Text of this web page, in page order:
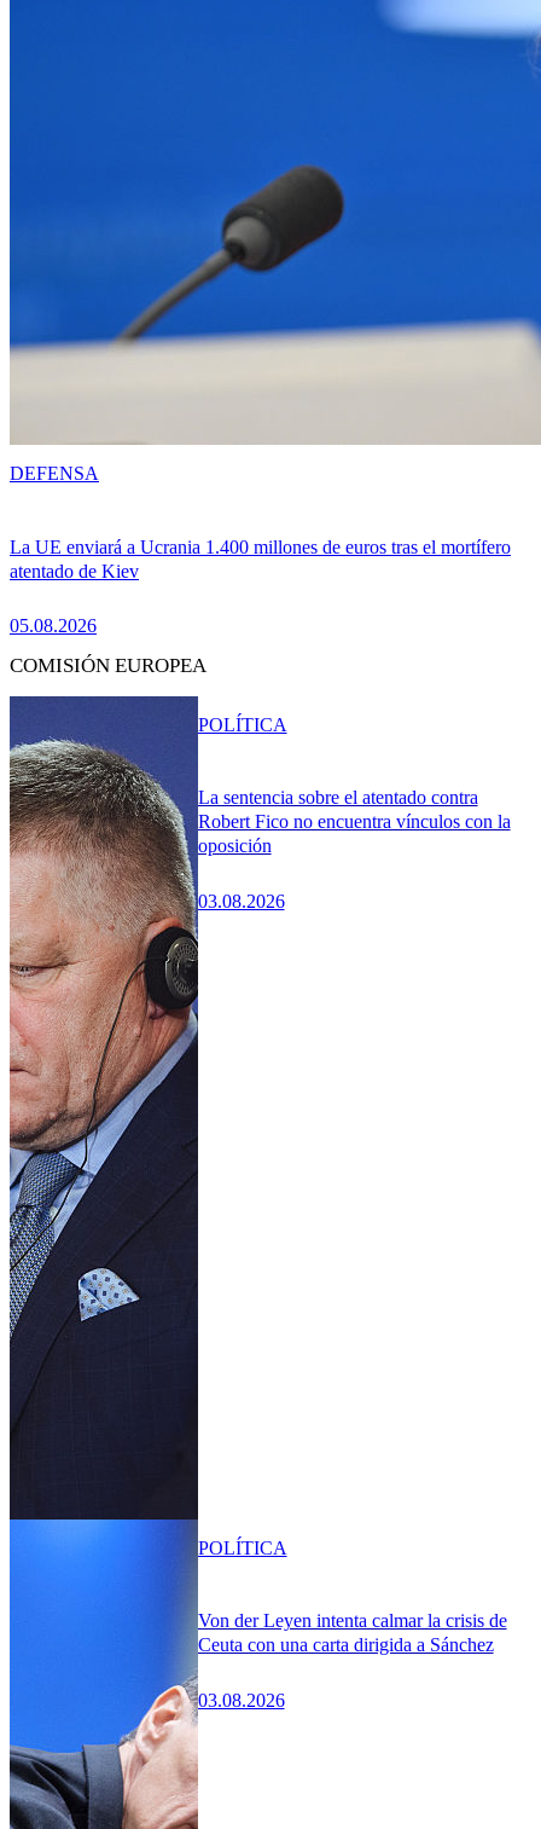
La UE enviará a Ucrania 1.400 millones de euros tras el mortífero
atentado de Kiev
05.08.2026
DEFENSA
COMISIÓN EUROPEA
La sentencia sobre el atentado contra
Robert Fico no encuentra vínculos con la
oposición
03.08.2026
POLÍTICA
Von der Leyen intenta calmar la crisis de
Ceuta con una carta dirigida a Sánchez
03.08.2026
POLÍTICA